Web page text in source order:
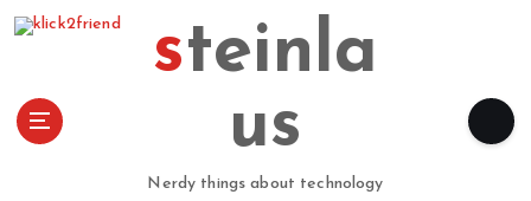
steinla
us
Nerdy things about technology